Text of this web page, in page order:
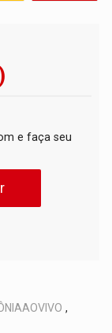
e faça seu
,